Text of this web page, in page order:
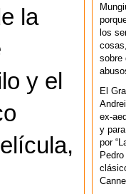
la
y el
los
sobre
El
ex-
y
por